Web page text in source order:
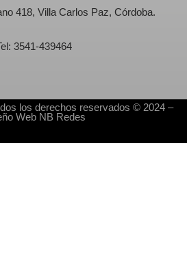
418, Villa Carlos Paz, Córdoba.
3541-439464
los derechos reservados © 2024 –
Web NB Redes